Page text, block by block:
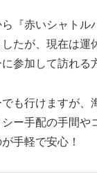
『赤いシャトル
たが、現在は運
参加して訪れる
も行けますが、
ー手配の手間や
手軽で安心！